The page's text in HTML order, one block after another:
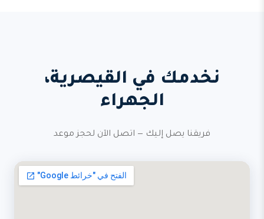
نخدمك في القيصرية،
الجهراء
فريقنا يصل إليك — اتصل الآن لحجز موعد